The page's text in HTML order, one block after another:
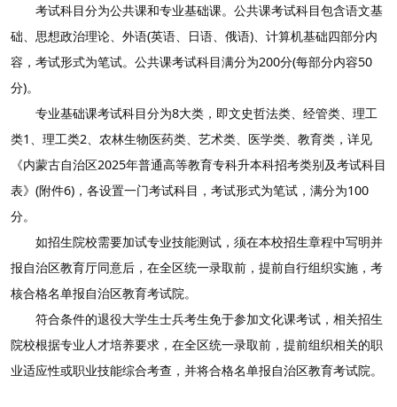
考试科目分为公共课和专业基础课。公共课考试科目包含语文基
础、思想政治理论、外语(英语、日语、俄语)、计算机基础四部分内
容，考试形式为笔试。公共课考试科目满分为200分(每部分内容50
分)。
专业基础课考试科目分为8大类，即文史哲法类、经管类、理工
类1、理工类2、农林生物医药类、艺术类、医学类、教育类，详见
《内蒙古自治区2025年普通高等教育专科升本科招考类别及考试科目
表》(附件6)，各设置一门考试科目，考试形式为笔试，满分为100
分。
如招生院校需要加试专业技能测试，须在本校招生章程中写明并
报自治区教育厅同意后，在全区统一录取前，提前自行组织实施，考
核合格名单报自治区教育考试院。
符合条件的退役大学生士兵考生免于参加文化课考试，相关招生
院校根据专业人才培养要求，在全区统一录取前，提前组织相关的职
业适应性或职业技能综合考查，并将合格名单报自治区教育考试院。